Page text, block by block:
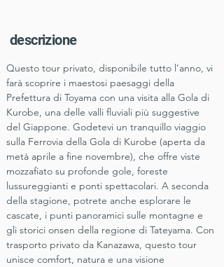
descrizione
Questo tour privato, disponibile tutto l'anno, vi
farà scoprire i maestosi paesaggi della
Prefettura di Toyama con una visita alla Gola di
Kurobe, una delle valli fluviali più suggestive
del Giappone. Godetevi un tranquillo viaggio
sulla Ferrovia della Gola di Kurobe (aperta da
metà aprile a fine novembre), che offre viste
mozzafiato su profonde gole, foreste
lussureggianti e ponti spettacolari. A seconda
della stagione, potrete anche esplorare le
cascate, i punti panoramici sulle montagne e
gli storici onsen della regione di Tateyama. Con
trasporto privato da Kanazawa, questo tour
unisce comfort, natura e una visione